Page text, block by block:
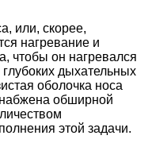
или, скорее,
нагревание и
чтобы он нагревался
дыхательных
оболочка носа
обширной
этой задачи.